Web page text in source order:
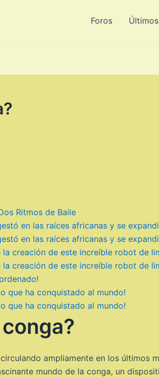
Foros
Ritmos de Baile
en las raíces africanas y se
en las raíces africanas y se
creación de este increíble robot de
creación de este increíble robot de
que ha conquistado al mundo!
que ha conquistado al mundo!
ampliamente en los últimos
mundo de la conga, un